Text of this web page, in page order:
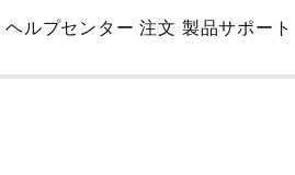
Skip
Main
ヘルプセンター 注文 製品サポート